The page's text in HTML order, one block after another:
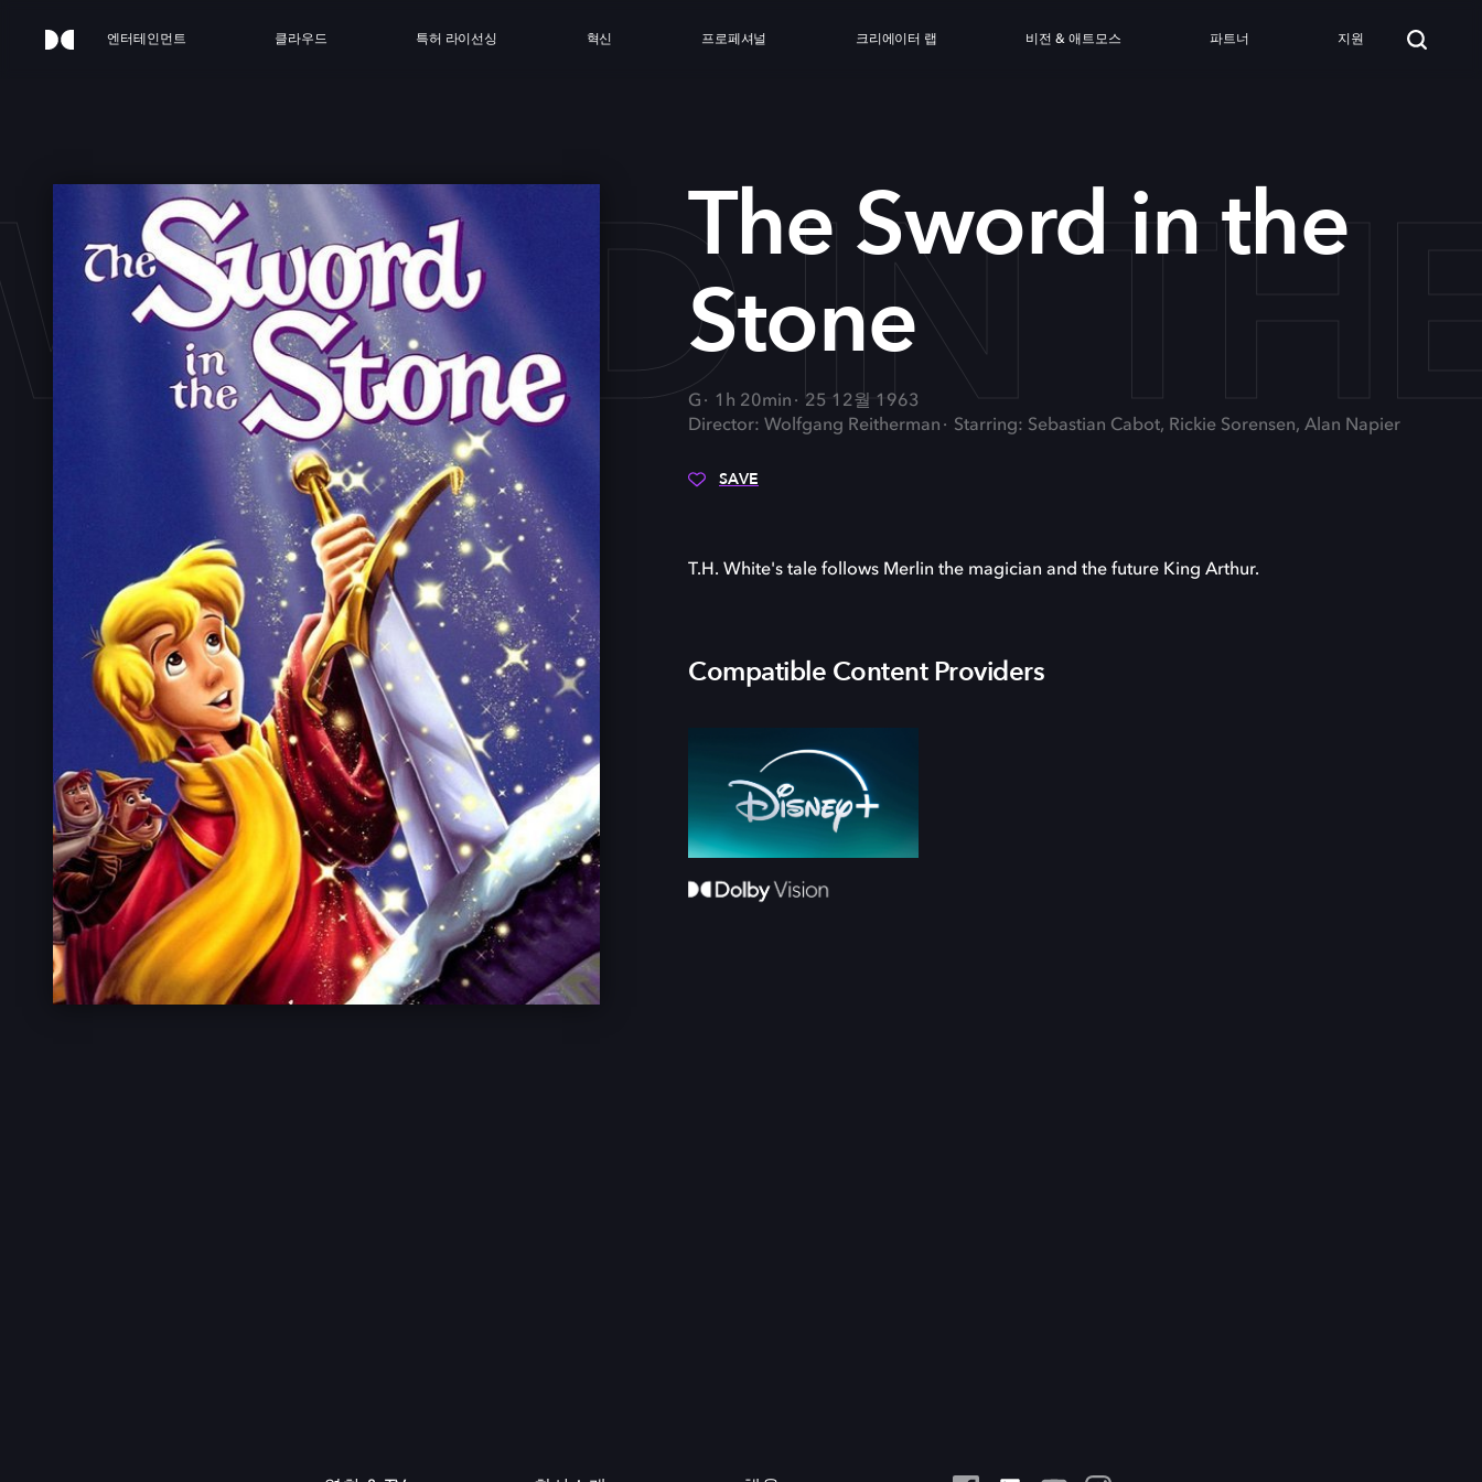
엔터테인먼트 클라우드 특허 라이선싱 혁신 프로페셔널 크리에이터 랩 비전 & 애트모스 파트너 지원
IN
The Sword in the
Stone
G 1h 20min
25 12월 1963
Director: Wolfgang Reitherman
Starring: Sebastian Cabot, Rickie Sorensen, Alan Napier
SAVE
T.H. White's tale follows Merlin the magician and the future King Arthur.
Compatible Content Providers